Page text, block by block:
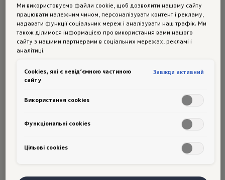
Відкрийте для себе палітру можливостей
підключення з We Connect/Volkswagen ¹⁾.
Ми використовуємо файли cookie, щоб дозволити нашому сайту
працювати належним чином, персоналізувати контент і рекламу,
надавати функції соціальних мереж і аналізувати наш трафік. Ми
також ділимося інформацією про використання вами нашого
сайту з нашими партнерами в соціальних мережах, рекламі і
аналітиці.
Сookies, які є невід’ємною частиною
сайту
Завжди активний
Використання cookies
Функціональні cookies
Цільові сookies